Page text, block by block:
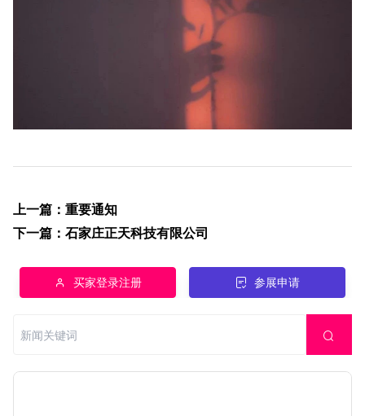
上一篇 ： 重要通知
下一篇 ： 石家庄正天科技有限公司
买家登录注册 参展申请